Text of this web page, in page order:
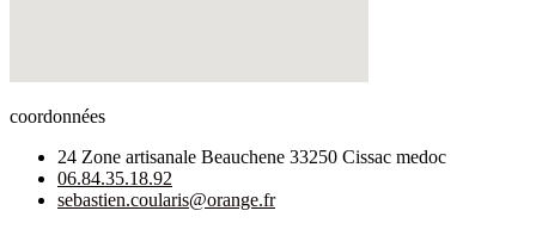
coordonnées
24 Zone artisanale Beauchene 33250 Cissac medoc
06.84.35.18.92
sebastien.coularis@orange.fr